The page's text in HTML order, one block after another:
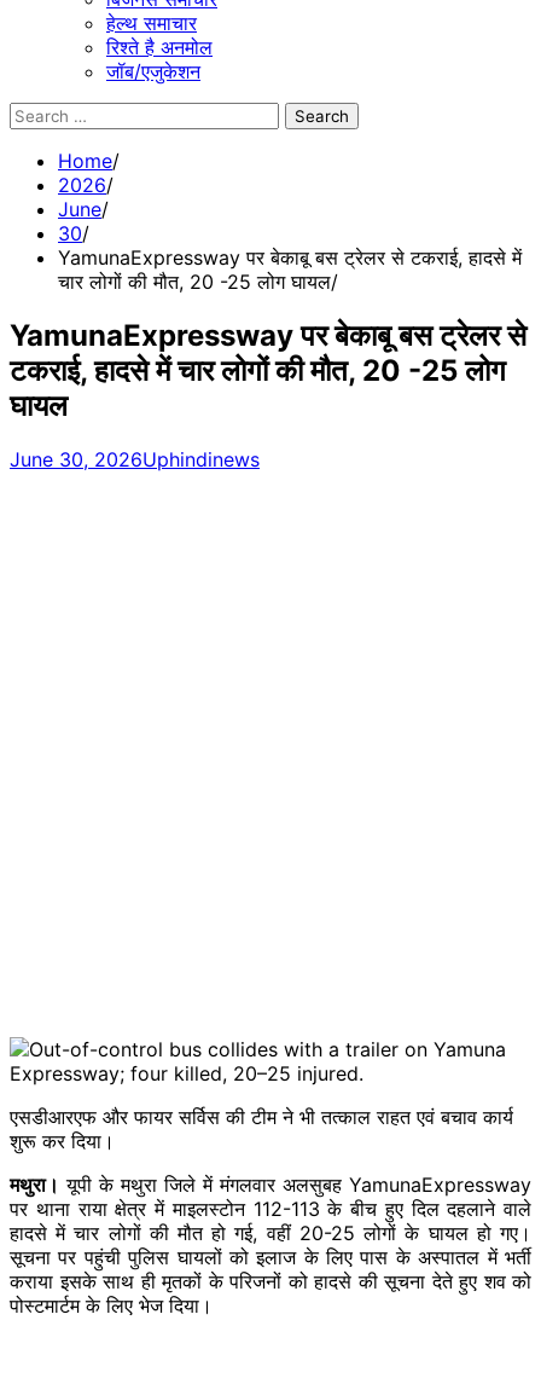
हेल्थ समाचार
रिश्ते है अनमोल
जॉब/एजुकेशन
Search
Home
2026
June
30
YamunaExpressway पर बेकाबू बस ट्रेलर से टकराई, हादसे में
चार लोगों की मौत, 20 -25 लोग घायल
YamunaExpressway पर बेकाबू बस ट्रेलर से
टकराई, हादसे में चार लोगों की मौत, 20 -25 लोग
घायल
June 30, 2026Uphindinews
एसडीआरएफ और फायर सर्विस की टीम ने भी तत्काल राहत एवं बचाव कार्य
शुरू कर दिया।
मथुरा। यूपी के मथुरा जिले में मंगलवार अलसुबह YamunaExpressway
पर थाना राया क्षेत्र में माइलस्टोन 112-113 के बीच हुए दिल दहलाने वाले
हादसे में चार लोगों की मौत हो गई, वहीं 20-25 लोगों के घायल हो गए।
सूचना पर पहुंची पुलिस घायलों को इलाज के लिए पास के अस्पातल में भर्ती
कराया इसके साथ ही मृतकों के परिजनों को हादसे की सूचना देते हुए शव को
पोस्टमार्टम के लिए भेज दिया।